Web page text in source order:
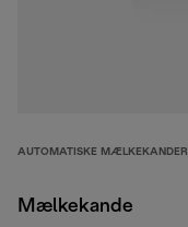
AUTOMATISKE MÆLKEKANDER
Mælkekande